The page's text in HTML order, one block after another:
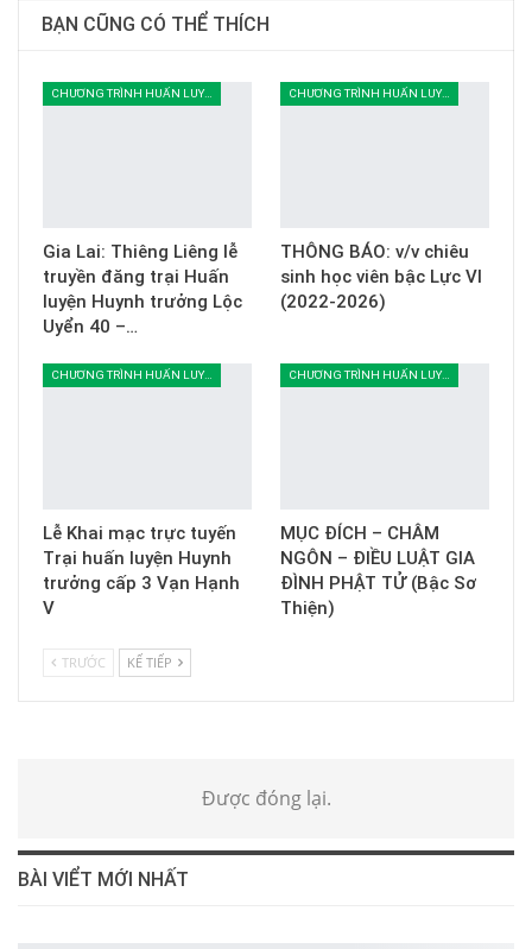
BẠN CŨNG CÓ THỂ THÍCH
CHƯƠNG TRÌNH HUẤN LUYỆN
Gia Lai: Thiêng Liêng lễ
truyền đăng trại Huấn
luyện Huynh trưởng Lộc
Uyển 40 –…
CHƯƠNG TRÌNH HUẤN LUYỆN
THÔNG BÁO: v/v chiêu
sinh học viên bậc Lực VI
(2022-2026)
CHƯƠNG TRÌNH HUẤN LUYỆN
Lễ Khai mạc trực tuyến
Trại huấn luyện Huynh
trưởng cấp 3 Vạn Hạnh
V
CHƯƠNG TRÌNH HUẤN LUYỆN
MỤC ĐÍCH – CHÂM
NGÔN – ĐIỀU LUẬT GIA
ĐÌNH PHẬT TỬ (Bậc Sơ
Thiện)
TRƯỚC KẾ TIẾP
Được đóng lại.
BÀI VIỂT MỚI NHẤT